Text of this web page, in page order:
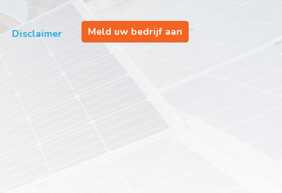
Disclaimer Meld uw bedrijf aan